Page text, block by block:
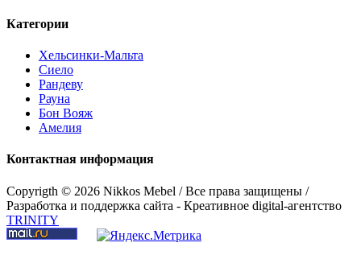
Категории
Хельсинки-Мальта
Сиело
Рандеву
Рауна
Бон Вояж
Амелия
Контактная информация
Copyrigth © 2026 Nikkos Mebel / Все права защищены /
Разработка и поддержка сайта - Креативное digital-агентство
TRINITY